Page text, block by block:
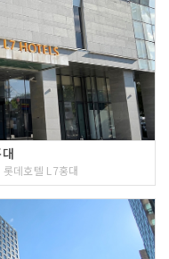
데호텔 L7홍대